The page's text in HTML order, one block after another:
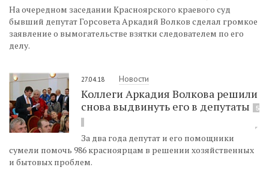
На очередном заседании Красноярского краевого суд
бывший депутат Горсовета Аркадий Волков сделал громкое
заявление о вымогательстве взятки следователем по его
делу.
27.04.18 Новости
Коллеги Аркадия Волкова решили
снова выдвинуть его в депутаты
5
За два года депутат и его помощники
сумели помочь 986 красноярцам в решении хозяйственных
и бытовых проблем.